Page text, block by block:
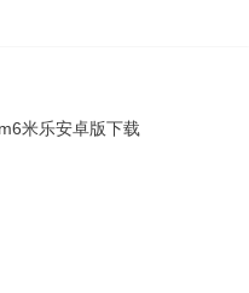
米乐安卓版下载